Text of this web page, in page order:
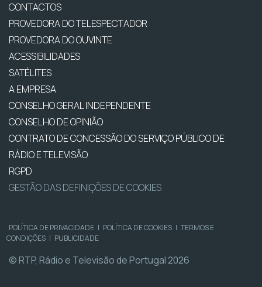
CONTACTOS
PROVEDORA DO TELESPECTADOR
PROVEDORA DO OUVINTE
ACESSIBILIDADES
SATÉLITES
A EMPRESA
CONSELHO GERAL INDEPENDENTE
CONSELHO DE OPINIÃO
CONTRATO DE CONCESSÃO DO SERVIÇO PÚBLICO DE
RÁDIO E TELEVISÃO
RGPD
GESTÃO DAS DEFINIÇÕES DE COOKIES
POLÍTICA DE PRIVACIDADE | POLÍTICA DE COOKIES | TERMOS E
CONDIÇÕES | PUBLICIDADE
© RTP, Rádio e Televisão de Portugal 2026